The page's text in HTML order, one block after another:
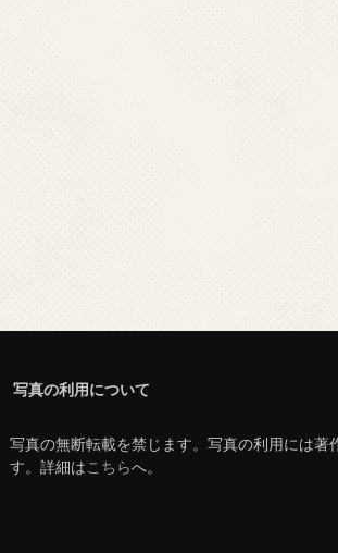
写真の利用について
写真の無断転載を禁じます。写真の利用には著
す。詳細はこちらへ。